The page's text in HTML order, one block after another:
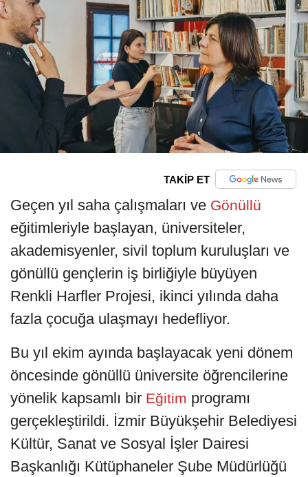
TAKİP ET
Geçen yıl saha çalışmaları ve Gönüllü
eğitimleriyle başlayan, üniversiteler,
akademisyenler, sivil toplum kuruluşları ve
gönüllü gençlerin iş birliğiyle büyüyen
Renkli Harfler Projesi, ikinci yılında daha
fazla çocuğa ulaşmayı hedefliyor.
Bu yıl ekim ayında başlayacak yeni dönem
öncesinde gönüllü üniversite öğrencilerine
yönelik kapsamlı bir Eğitim programı
gerçekleştirildi. İzmir Büyükşehir Belediyesi
Kültür, Sanat ve Sosyal İşler Dairesi
Başkanlığı Kütüphaneler Şube Müdürlüğü